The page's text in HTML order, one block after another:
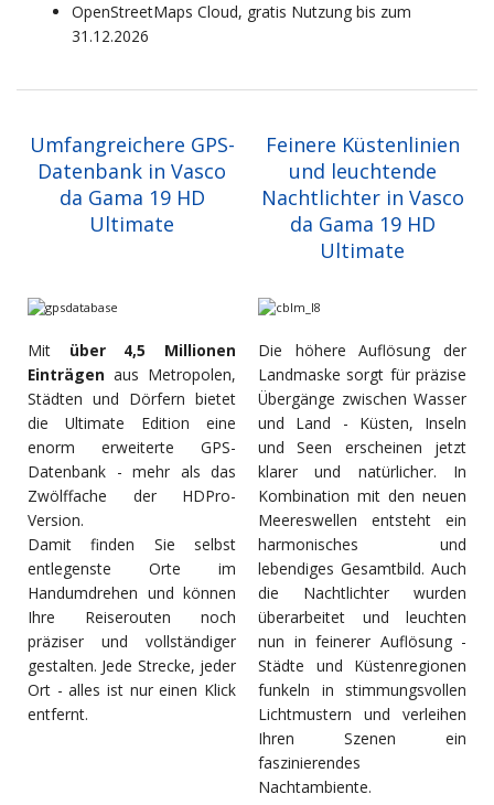
OpenStreetMaps Cloud, gratis Nutzung bis zum
31.12.2026
Umfangreichere GPS-
Datenbank in Vasco
da Gama 19 HD
Ultimate
Feinere Küstenlinien
und leuchtende
Nachtlichter in Vasco
da Gama 19 HD
Ultimate
Mit über 4,5 Millionen
Einträgen aus Metropolen,
Städten und Dörfern bietet
die Ultimate Edition eine
enorm erweiterte GPS-
Datenbank - mehr als das
Zwölffache der HDPro-
Version.
Damit finden Sie selbst
entlegenste Orte im
Handumdrehen und können
Ihre Reiserouten noch
präziser und vollständiger
gestalten. Jede Strecke, jeder
Ort - alles ist nur einen Klick
entfernt.
Die höhere Auflösung der
Landmaske sorgt für präzise
Übergänge zwischen Wasser
und Land - Küsten, Inseln
und Seen erscheinen jetzt
klarer und natürlicher. In
Kombination mit den neuen
Meereswellen entsteht ein
harmonisches und
lebendiges Gesamtbild. Auch
die Nachtlichter wurden
überarbeitet und leuchten
nun in feinerer Auflösung -
Städte und Küstenregionen
funkeln in stimmungsvollen
Lichtmustern und verleihen
Ihren Szenen ein
faszinierendes
Nachtambiente.